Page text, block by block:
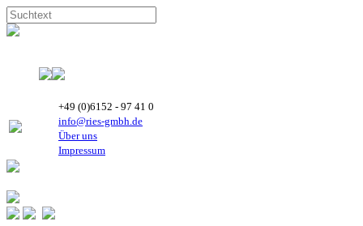
+49 (0)6152 - 97 41 0
info@ries-gmbh.de
Über uns
Impressum